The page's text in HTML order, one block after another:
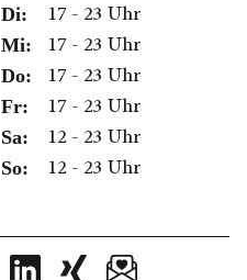
Di: 17 - 23 Uhr
Mi: 17 - 23 Uhr
Do: 17 - 23 Uhr
Fr: 17 - 23 Uhr
Sa: 12 - 23 Uhr
So: 12 - 23 Uhr